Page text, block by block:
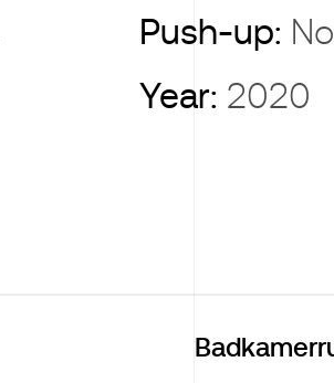
Push-up:
Year: 2020